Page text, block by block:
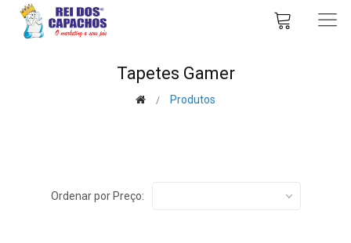
Tapetes Gamer
Produtos
Ordenar por Preço: